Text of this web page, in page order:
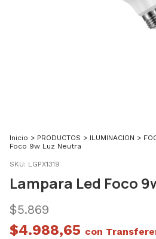
Inicio > PRODUCTOS > ILUMINACION >
Foco 9w Luz Neutra
SKU: LGPX1319
Lampara Led Foco
$5.869
$4.988,65 con